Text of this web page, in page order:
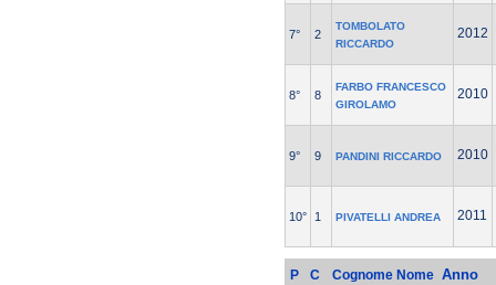
7° 2
TOMBOLATO
RICCARDO
2012
8° 8
FARBO FRANCESCO
GIROLAMO
2010
9° 9 PANDINI RICCARDO 2010
10° 1 PIVATELLI ANDREA 2011
P C Cognome Nome Anno